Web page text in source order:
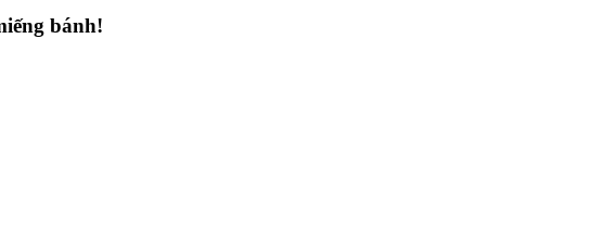
bánh!